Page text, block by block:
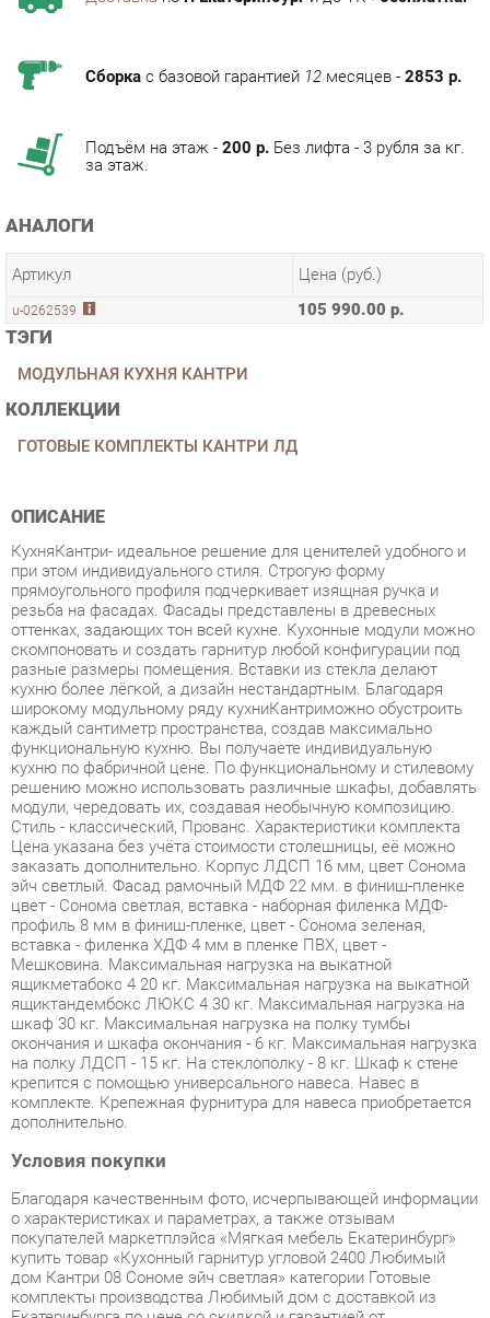
АНАЛОГИ
Артикул
u-0262539 105 990.00 р.
ТЭГИ
МОДУЛЬНАЯ КУХНЯ КАНТРИ
КОЛЛЕКЦИИ
ГОТОВЫЕ КОМПЛЕКТЫ КАНТРИ ЛД
ОПИСАНИЕ
прямоугольного профиля подчеркивает изящная ручка и
оттенках, задающих тон всей кухне. Кухонные модули можно
скомпоновать и создать гарнитур любой конфигурации под
разные размеры помещения. Вставки из стекла делают
кухню более лёгкой, а дизайн нестандартным. Благодаря
широкому модульному ряду кухниКантриможно обустроить
каждый сантиметр пространства, создав максимально
функциональную кухню. Вы получаете индивидуальную
кухню по фабричной цене. По функциональному и стилевому
решению можно использовать различные шкафы, добавлять
модули, чередовать их, создавая необычную композицию.
Стиль - классический, Прованс. Характеристики комплекта
Цена указана без учёта стоимости столешницы, её можно
заказать дополнительно. Корпус ЛДСП 16 мм, цвет Сонома
эйч светлый. Фасад рамочный МДФ 22 мм. в финиш-пленке
цвет - Сонома светлая, вставка - наборная филенка МДФ-
профиль 8 мм в финиш-пленке, цвет - Сонома зеленая,
вставка - филенка ХДФ 4 мм в пленке ПВХ, цвет -
Мешковина. Максимальная нагрузка на выкатной
ящикметабокс 4 20 кг. Максимальная нагрузка на выкатной
ящиктандембокс ЛЮКС 4 30 кг. Максимальная нагрузка на
шкаф 30 кг. Максимальная нагрузка на полку тумбы
окончания и шкафа окончания - 6 кг. Максимальная нагрузка
на полку ЛДСП - 15 кг. На стеклополку - 8 кг. Шкаф к стене
крепится с помощью универсального навеса. Навес в
комплекте. Крепежная фурнитура для навеса приобретается
дополнительно.
Условия покупки
Благодаря качественным фото, исчерпывающей информации
о характеристиках и параметрах, а также отзывам
купить товар «Кухонный гарнитур угловой 2400 Любимый
комплекты производства Любимый дом с доставкой из
Екатеринбурга по цене со скидкой и гарантией от
производителя не составит труда.
Мы отправляем заказы в доставку ежедневно. Товары из
ассортимента в наличии на складе в Екатеринбурге вы
получите не позднее48-ми часовс момента оформления